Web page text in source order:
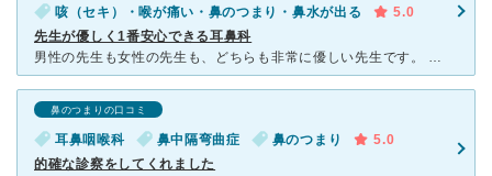
咳（セキ）・喉が痛い・鼻のつまり・鼻水が出る
5.0
先生が優しく1番安心できる耳鼻科
男性の先生も女性の先生も、どちらも非常に優しい先生です。 症状を詳しく聞いてくださり、一人ひとりに合った処方をしてくれます。「粉薬が苦手」といった相談にも乗っていただけるので、とても助かっています。
鼻のつまりの口コミ
耳鼻咽喉科 鼻中隔弯曲症 鼻のつまり
5.0
的確な診察をしてくれました